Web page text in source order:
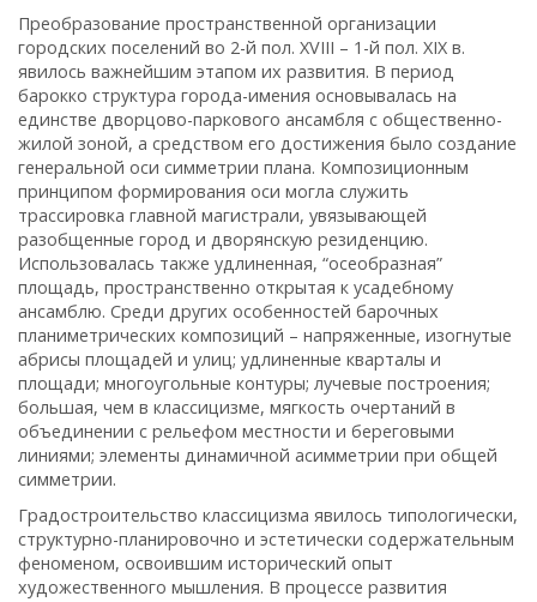
Преобразование пространственной организации
городских поселений во 2-й пол. XVIII – 1-й пол. XIX в.
явилось важнейшим этапом их развития. В период
барокко структура города-имения основывалась на
единстве дворцово-паркового ансамбля с общественно-
жилой зоной, а средством его достижения было создание
генеральной оси симметрии плана. Композиционным
принципом формирования оси могла служить
трассировка главной магистрали, увязывающей
разобщенные город и дворянскую резиденцию.
Использовалась также удлиненная, “осеобразная”
площадь, пространственно открытая к усадебному
ансамблю. Среди других особенностей барочных
планиметрических композиций – напряженные, изогнутые
абрисы площадей и улиц; удлиненные кварталы и
площади; многоугольные контуры; лучевые построения;
большая, чем в классицизме, мягкость очертаний в
объединении с рельефом местности и береговыми
линиями; элементы динамичной асимметрии при общей
симметрии.
Градостроительство классицизма явилось типологически,
структурно-планировочно и эстетически содержательным
феноменом, освоившим исторический опыт
художественного мышления. В процессе развития